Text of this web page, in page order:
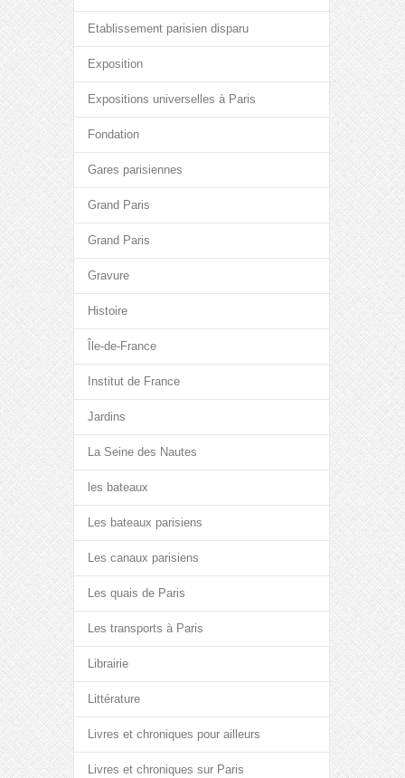
Etablissement parisien disparu
Exposition
Expositions universelles à Paris
Fondation
Gares parisiennes
Grand Paris
Grand Paris
Gravure
Histoire
Île-de-France
Institut de France
Jardins
La Seine des Nautes
les bateaux
Les bateaux parisiens
Les canaux parisiens
Les quais de Paris
Les transports à Paris
Librairie
Littérature
Livres et chroniques pour ailleurs
Livres et chroniques sur Paris